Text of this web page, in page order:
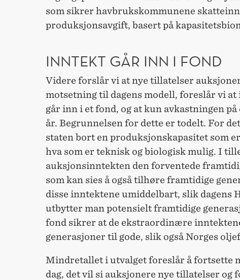
som sikrer havbrukskommunene
produksjonsavgift, basert på
INNTEKT GÅR INN I FOND
Videre forslår vi at nye tillatelser
motsetning til dagens modell, foreslår vi
går inn i et fond, og at kun avkastningen
år. Begrunnelsen for dette er todelt. For
staten bort en produksjonskapasitet som
hva som er teknisk og biologisk mulig. I
auksjonsinntekten den forventede
som kan sies å også tilhøre framtidige
disse inntektene umiddelbart, slik dagens
utbytter man potensielt framtidige
fond sikrer at de ekstraordinære
generasjoner til gode, slik også Norges
Mindretallet i utvalget foreslår å fortsette
dag, det vil si auksjonere nye tillatelser og